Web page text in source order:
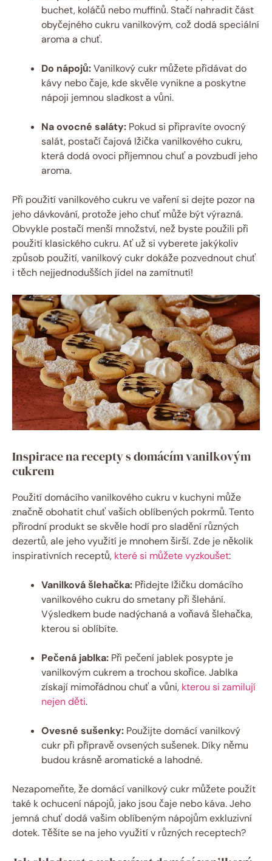
buchet, koláčů nebo muffinů. Stačí nahradit část
obyčejného cukru vanilkovým, což dodá speciální
aroma a chuť.
Do nápojů:Vanilkový cukr můžete přidávat do
kávy nebo čaje, kde skvěle vynikne a poskytne
nápoji jemnou sladkost a vůni.
Na ovocné saláty: Pokud si připravíte ovocný
salát, postačí čajová lžička vanilkového cukru,
která dodá ovoci příjemnou chuť a povzbudí jeho
aroma.
Při použití vanilkového cukru ve vaření si dejte pozor na
jeho dávkování, protože jeho chuť může být výrazná.
Obvykle postačí menší množství, než byste použili při
použití klasického cukru. Ať už si vyberete jakýkoliv
způsob použití, vanilkový cukr dokáže pozvednout chuť
i těch nejjednodušších jídel na zamítnutí!
Inspirace na recepty s domácím vanilkovým
cukrem
Použití domácího vanilkového cukru v kuchyni může
značně obohatit chuť vašich oblíbených pokrmů. Tento
přírodní produkt se skvěle hodí pro sladění různých
dezertů, ale jeho využití je mnohem širší. Zde je několik
inspirativních receptů, které si můžete vyzkoušet:
Vanilková šlehačka: Přidejte lžičku domácího
vanilkového cukru do smetany při šlehání.
Výsledkem bude nadýchaná a voňavá šlehačka,
kterou si oblíbíte.
Pečená jablka: Při pečení jablek posypte je
vanilkovým cukrem a trochou skořice. Jablka
získají mimořádnou chuť a vůni, kterou si zamilují
nejen děti.
Ovesné sušenky: Použijte domácí vanilkový
cukr při přípravě ovsených sušenek. Díky němu
budou krásně aromatické a lahodné.
Nezapomeňte, že domácí vanilkový cukr můžete použít
také k ochucení nápojů, jako jsou čaje nebo káva. Jeho
jemná chuť dodá vašim oblíbeným nápojům exkluzivní
dotek. Těšíte se na jeho využití v různých receptech?